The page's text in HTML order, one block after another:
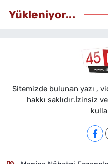
Yükleniyor...
Sitemizde bulunan yazı ,
hakkı saklıdır.İzinsiz